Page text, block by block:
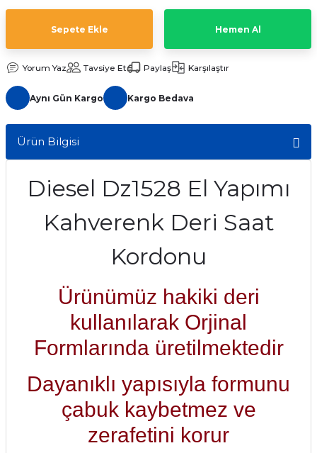
Sepete Ekle Hemen Al
Yorum Yaz Tavsiye Et Paylaş Karşılaştır
Aynı Gün Kargo Kargo Bedava
Ürün Bilgisi
Diesel Dz1528 El Yapımı
Kahverenk Deri Saat
Kordonu
Ürünümüz hakiki deri
kullanılarak Orjinal
Formlarında üretilmektedir
Dayanıklı yapısıyla formunu
çabuk kaybetmez ve
zerafetini korur